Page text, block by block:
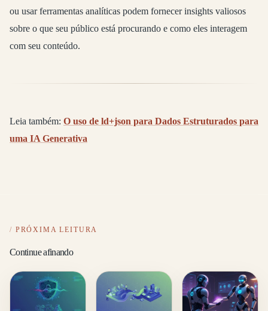
ou usar ferramentas analíticas podem fornecer insights valiosos
sobre o que seu público está procurando e como eles interagem
com seu conteúdo.
Leia também: O uso de ld+json para Dados Estruturados para
uma IA Generativa
PRÓXIMA LEITURA
Continue afinando